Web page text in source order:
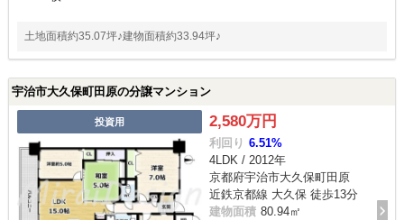
土地面積約35.07坪♪建物面積約33.94坪♪
宇治市大久保町田原の分譲マンション
投資用 2,580万円
利回り 6.51%
4LDK / 2012年
京都府宇治市大久保町田原
近鉄京都線 大久保 徒歩13分
建物面積 80.94㎡